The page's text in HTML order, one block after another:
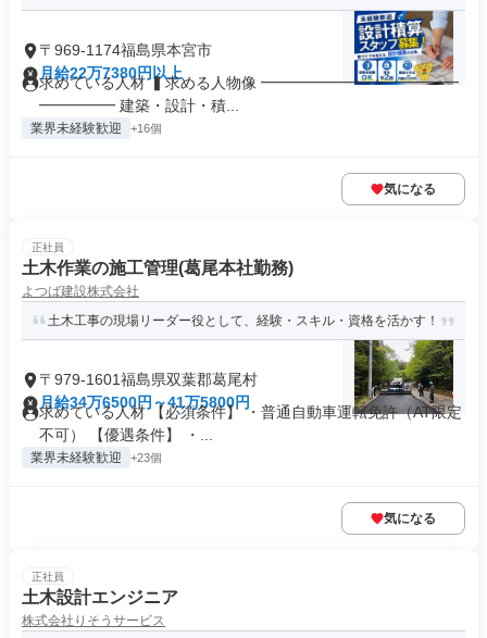
〒969-1174福島県本宮市
月給22万7380円以上
求めている人材 ▍求める人物像 ━━━━━━━━━━━━━
━━━━━ 建築・設計・積...
業界未経験歓迎 +16個
気になる
正社員
土木作業の施工管理(葛尾本社勤務)
よつば建設株式会社
土木工事の現場リーダー役として、経験・スキル・資格を活かす！
〒979-1601福島県双葉郡葛尾村
月給34万6500円～41万5800円
求めている人材 【必須条件】 ・普通自動車運転免許（AT限定
不可） 【優遇条件】 ・...
業界未経験歓迎 +23個
気になる
正社員
土木設計エンジニア
株式会社りそうサービス